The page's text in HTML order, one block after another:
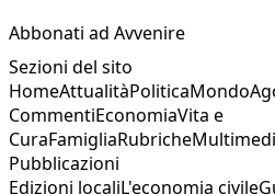
Abbonati ad Avvenire
Sezioni del sito
HomeAttualitàPoliticaMondo
CommentiEconomiaVita e
CuraFamigliaRubriche
Pubblicazioni
Edizioni localiL'economia civile